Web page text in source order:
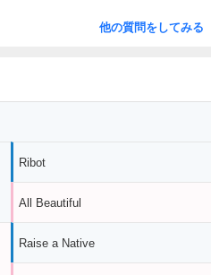
他の質問をしてみる
Ribot
All Beautiful
Raise a Native